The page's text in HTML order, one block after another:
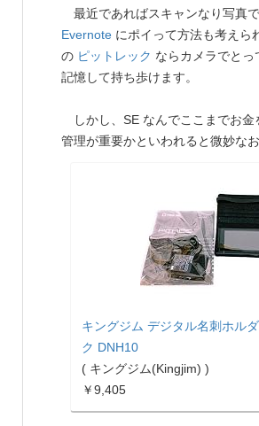
最近であればスキャンなり写真
Evernote にポイって方法も考えら
の ピットレック ならカメラでとっ
記憶して持ち歩けます。
しかし、SE なんでここまでお金
管理が重要かといわれると微妙なお
キングジム デジタル名刺ホル
ク DNH10
( キングジム(Kingjim) )
￥9,405